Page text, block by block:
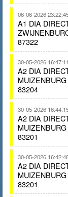
06-06-2026
A1 DIA
87322
30-05-2026 16:47:11
A2 DIA
83204
30-05-2026
A2 DIA
83201
30-05-2026
A2 DIA
83201